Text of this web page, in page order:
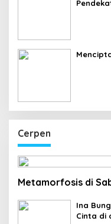
Cerpen
Metamorfosis di
Ina
Cinta di